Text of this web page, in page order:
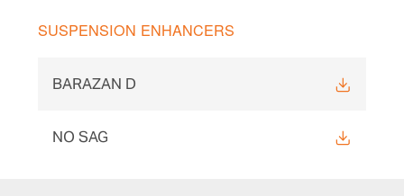
SUSPENSION ENHANCERS
BARAZAN D
NO SAG